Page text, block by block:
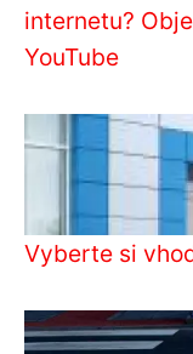
internetu?
YouTube
Vyberte si